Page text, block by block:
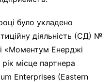
було укладено
діяльність (СД) №
«Моментум Енерджі
місце партнера
Enterprises (Eastern